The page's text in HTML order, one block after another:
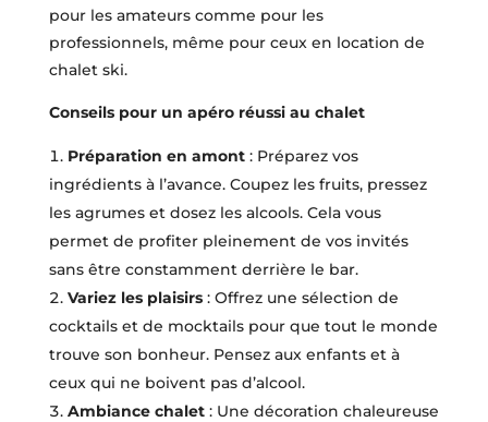
pour les amateurs comme pour les
professionnels, même pour ceux en location de
chalet ski.
Conseils pour un apéro réussi au chalet
Préparation en amont: Préparez vos
ingrédients à l’avance. Coupez les fruits, pressez
les agrumes et dosez les alcools. Cela vous
permet de profiter pleinement de vos invités
sans être constamment derrière le bar.
Variez les plaisirs: Offrez une sélection de
cocktails et de mocktails pour que tout le monde
trouve son bonheur. Pensez aux enfants et à
ceux qui ne boivent pas d’alcool.
Ambiance chalet: Une décoration chaleureuse